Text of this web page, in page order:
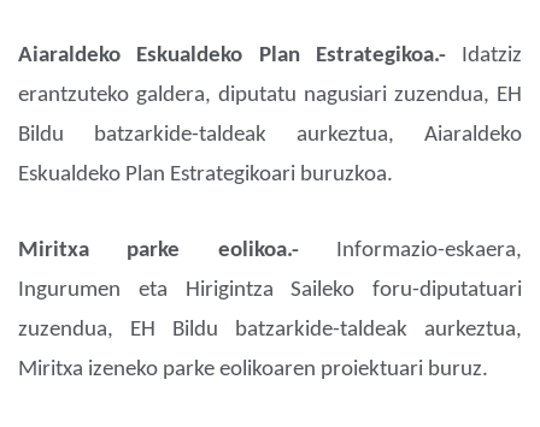
Aiaraldeko Eskualdeko Plan Estrategikoa.-
Idatziz
erantzuteko galdera, diputatu nagusiari zuzendua, EH
Bildu batzarkide-taldeak aurkeztua, Aiaraldeko
Eskualdeko Plan Estrategikoari buruzkoa.
Miritxa parke eolikoa.-
Informazio-eskaera,
Ingurumen eta Hirigintza Saileko foru-diputatuari
zuzendua, EH Bildu batzarkide-taldeak aurkeztua,
Miritxa izeneko parke eolikoaren proiektuari buruz.